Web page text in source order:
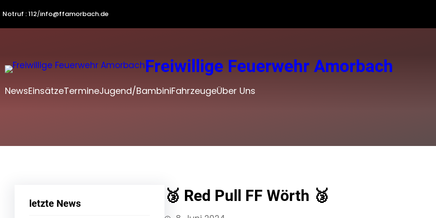
Notruf : 112/info@ffamorbach.de
Freiwillige Feuerwehr Amorbach
NewsEinsätzeTermineJugend/BambiniFahrzeugeÜber Uns
letzte News 🥉 Red Pull FF Wörth 🥉